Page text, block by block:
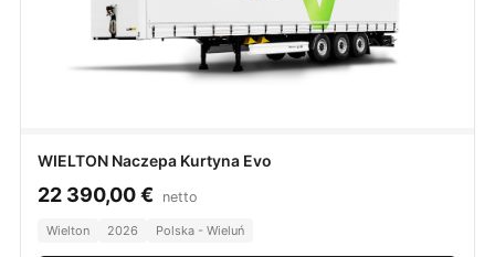
WIELTON Naczepa Kurtyna Evo
22 390,00€ netto
Wielton 2026 Polska - Wieluń